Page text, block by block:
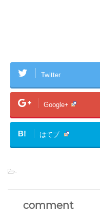
Twitter
Google+
B! はてブ
-
comment